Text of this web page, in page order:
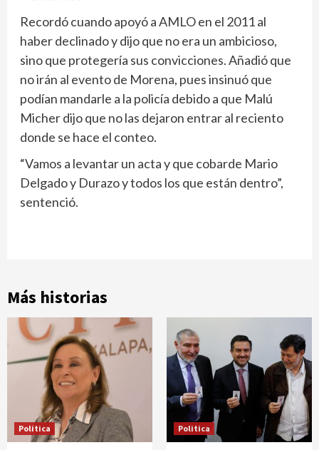
Recordó cuando apoyó a AMLO en el 2011 al
haber declinado y dijo que no era un ambicioso,
sino que protegería sus convicciones. Añadió que
no irán al evento de Morena, pues insinuó que
podían mandarle a la policía debido a que Malú
Micher dijo que no las dejaron entrar al reciento
donde se hace el conteo.
“Vamos a levantar un acta y que cobarde Mario
Delgado y Durazo y todos los que están dentro”,
sentenció.
Más historias
Politica Politica